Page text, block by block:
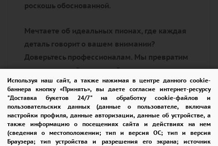
Используя наш сайт, а также нажимая в центре данного cookie-
баннера кнопку «Принять», вы даете согласие интернет-ресурсу
"Доставка букетов 24/7" на обработку cookie-файлов и
пользовательских данных (данные о пользователе, включая
настройки профиля, данные авторизации, данные об устройстве, а
также информацию о посещениях сайта и действиях на нем
(сведения о местоположении; тип и версия ОС; тип и версия
Браузера; тип устройства и разрешения его экрана; источник
роскошь обоснованной.
Мечтаете об идеальных пионах, где каждая
деталь говорит о вашем внимании?
Доверьтесь профессионалам. Мы превратим
цветы в самый искренний комплимент
вашему событию.